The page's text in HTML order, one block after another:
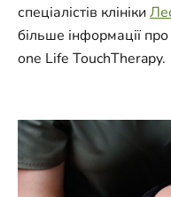
спеціалістів клініки
більше інформації
one Life TouchTherapy.